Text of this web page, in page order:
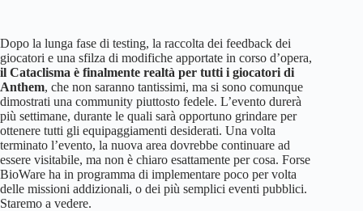
Dopo la lunga fase di testing, la raccolta dei feedback dei
giocatori e una sfilza di modifiche apportate in corso d’opera,
il Cataclisma è finalmente realtà per tutti i giocatori di
Anthem, che non saranno tantissimi, ma si sono comunque
dimostrati una community piuttosto fedele. L’evento durerà
più settimane, durante le quali sarà opportuno grindare per
ottenere tutti gli equipaggiamenti desiderati. Una volta
terminato l’evento, la nuova area dovrebbe continuare ad
essere visitabile, ma non è chiaro esattamente per cosa. Forse
BioWare ha in programma di implementare poco per volta
delle missioni addizionali, o dei più semplici eventi pubblici.
Staremo a vedere.